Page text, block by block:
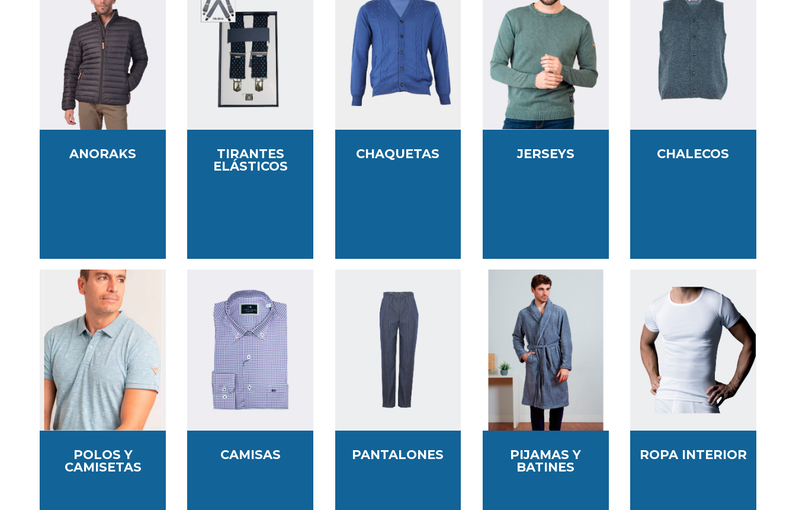
ANORAKS
POLOS Y
CAMISETAS
TIRANTES
ELÁSTICOS
CAMISAS
CHAQUETAS
PANTALONES
JERSEYS
PIJAMAS Y
BATINES
CHALECOS
ROPA INTERIOR